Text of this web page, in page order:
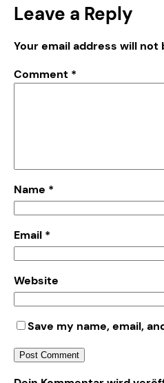
Leave a Reply
Your email address will not
Comment *
Name *
Email *
Website
Save my name, email,